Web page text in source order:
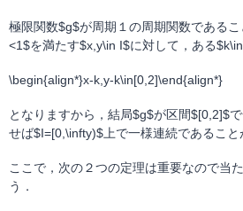
極限関数$g$が周期１の周期関数である
<1$を満たす$x,y\in I$に対して，ある
\begin{align*}x-k,y-k\in[0,2]\end{align*}
となりますから，結局$g$が区間$[0,2]$
せば$I=[0,\infty)$上で一様連続であること
ここで，次の２つの定理は重要なので当
う．